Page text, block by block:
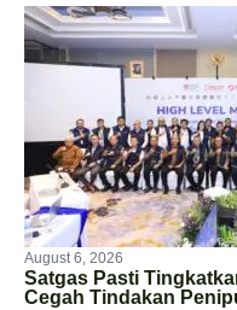
August 6, 2026
Satgas Pasti
Cegah Tindakan